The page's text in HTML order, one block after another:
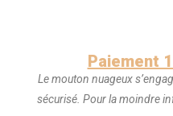
Paiement
Le mouton nuageux
sécurisé. Pour la moindre